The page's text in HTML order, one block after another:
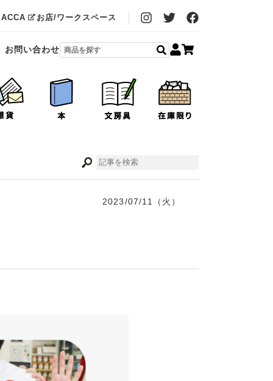
お店/ワークスペース
お問い合わせ
2023/07/11（火）